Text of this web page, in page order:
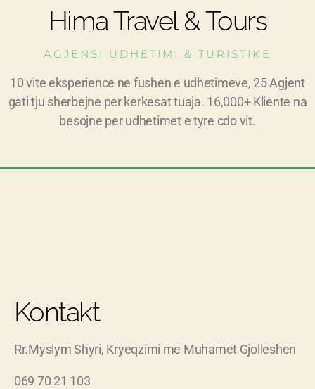
Hima Travel & Tours
AGJENSI UDHETIMI & TURISTIKE
10 vite eksperience ne fushen e udhetimeve, 25 Agjent
gati tju sherbejne per kerkesat tuaja. 16,000+ Kliente na
besojne per udhetimet e tyre cdo vit.
Kontakt
Rr.Myslym Shyri, Kryeqzimi me Muhamet Gjolleshen
069 70 21 103